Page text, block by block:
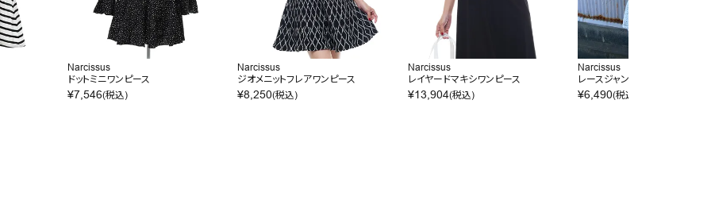
Narcissus
ドットミニワンピース
¥7,546(税込)
Narcissus
ジオメニットフレアワンピース
¥8,250(税込)
Narcissus
レイヤードマキシワンピース
¥13,904(税込)
Narcissus
レースジャンプスーツ
¥6,490(税込)